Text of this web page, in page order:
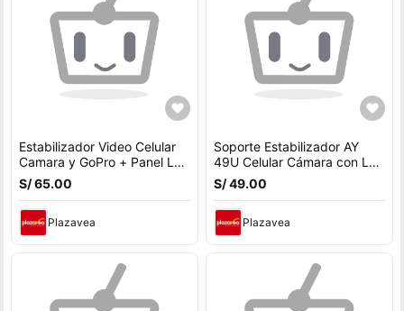
Estabilizador Video Celular
Camara y GoPro + Panel Led
+ Control + Mic
S/ 65.00
Plazavea
Soporte Estabilizador AY
49U Celular Cámara con Led
Micrófono Control
S/ 49.00
Plazavea